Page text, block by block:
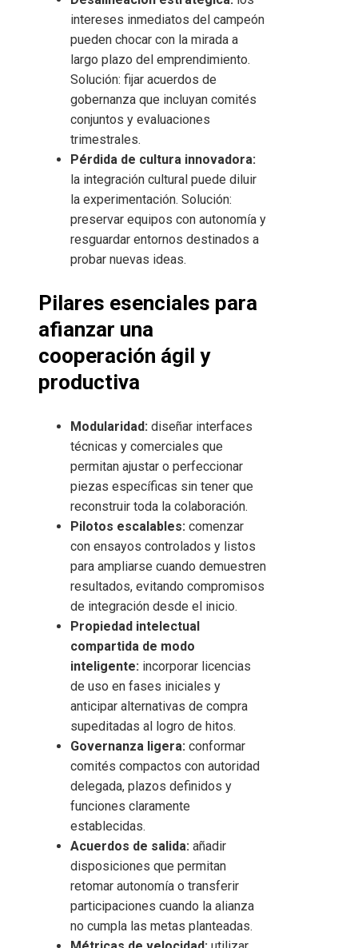
intereses inmediatos del campeón
pueden chocar con la mirada a
largo plazo del emprendimiento.
Solución: fijar acuerdos de
gobernanza que incluyan comités
conjuntos y evaluaciones
trimestrales.
Pérdida de cultura innovadora:
la integración cultural puede diluir
la experimentación. Solución:
preservar equipos con autonomía y
resguardar entornos destinados a
probar nuevas ideas.
Pilares esenciales para
afianzar una
cooperación ágil y
productiva
Modularidad: diseñar interfaces
técnicas y comerciales que
permitan ajustar o perfeccionar
piezas específicas sin tener que
reconstruir toda la colaboración.
Pilotos escalables: comenzar
con ensayos controlados y listos
para ampliarse cuando demuestren
resultados, evitando compromisos
de integración desde el inicio.
Propiedad intelectual
compartida de modo
inteligente: incorporar licencias
de uso en fases iniciales y
anticipar alternativas de compra
supeditadas al logro de hitos.
Governanza ligera: conformar
comités compactos con autoridad
delegada, plazos definidos y
funciones claramente
establecidas.
Acuerdos de salida: añadir
disposiciones que permitan
retomar autonomía o transferir
participaciones cuando la alianza
no cumpla las metas planteadas.